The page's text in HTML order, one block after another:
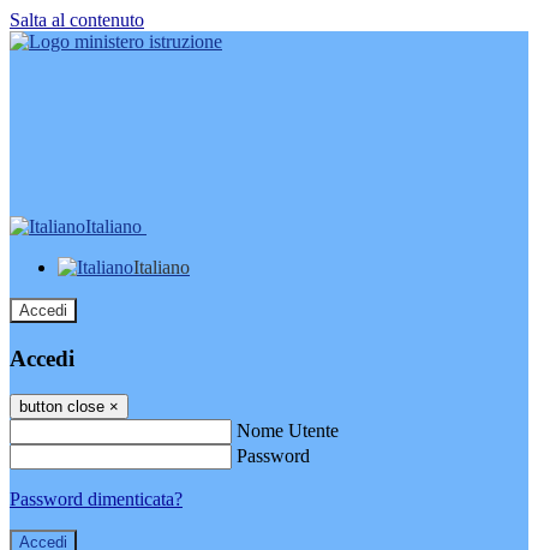
Salta al contenuto
Italiano
Italiano
Accedi
Accedi
button close ×
Nome Utente
Password
Password dimenticata?